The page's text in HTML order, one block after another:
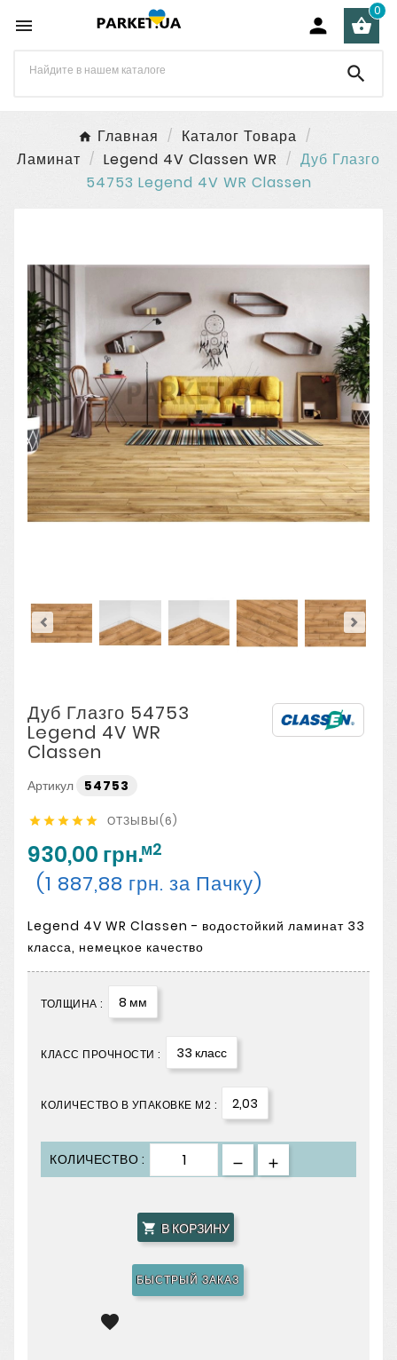
  
0

Главная
Каталог Товара
Ламинат
Legend 4V Classen WR
Дуб Глазго
54753 Legend 4V WR Classen
Дуб Глазго 54753
Legend 4V WR
Classen
Артикул 54753
     ОТЗЫВЫ(6)
930,00 грн.м2
(1 887,88 грн. за Пачку)
Legend 4V WR Classen - водостойкий ламинат 33
класса, немецкое качество
ТОЛЩИНА : 8 мм
КЛАСС ПРОЧНОСТИ : 33 класс
КОЛИЧЕСТВО В УПАКОВКЕ М2 : 2,03
КОЛИЧЕСТВО :
 В КОРЗИНУ
БЫСТРЫЙ ЗАКАЗ
